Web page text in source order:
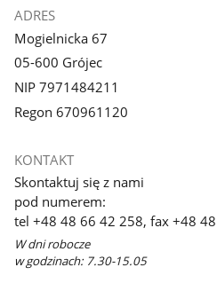
ADRES
Mogielnicka 67
05-600 Grójec
NIP 7971484211
Regon 670961120
KONTAKT
Skontaktuj się z nami
pod numerem:
tel +48 48 66 42 258, fax +48
W dni robocze
w godzinach: 7.30-15.05